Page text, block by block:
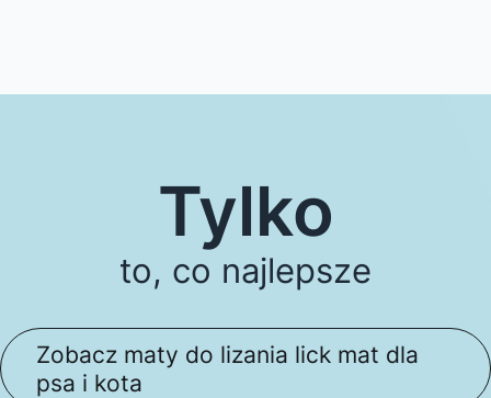
Tylko
to, co najlepsze
Zobacz maty do lizania lick mat dla
psa i kota